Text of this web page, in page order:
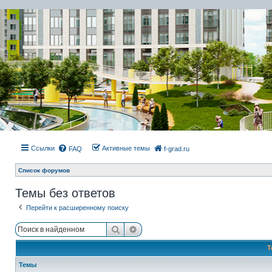
Ссылки FAQ Активные темы f-grad.ru
Список форумов
Темы без ответов
Перейти к расширенному поиску
ПоискРасширенный поиск
Темы